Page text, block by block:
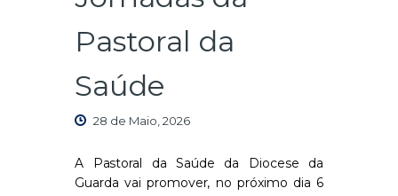
Pastoral da
Saúde
28 de Maio, 2026
A Pastoral da Saúde da Diocese da
Guarda vai promover, no próximo dia 6